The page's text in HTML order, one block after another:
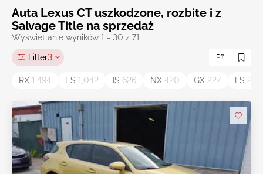
Auta Lexus CT uszkodzone, rozbite i z
Salvage Title na sprzedaż
Wyświetlanie wyników 1 - 30 z 71
Filter3
RX 1,494 ES 1,042 IS 626 NX 420 GX 227 LS 221